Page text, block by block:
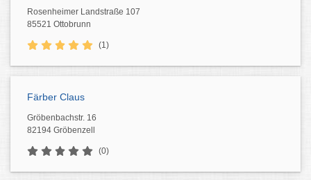
Rosenheimer Landstraße 107
85521 Ottobrunn
(1)
Färber Claus
Gröbenbachstr. 16
82194 Gröbenzell
(0)